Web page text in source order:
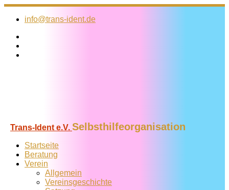
Zum
Inhalt
info@trans-ident.de
Trans-Ident e.V. Selbsthilfeorganisation
Startseite
Beratung
Verein
Allgemein
Vereins­geschichte